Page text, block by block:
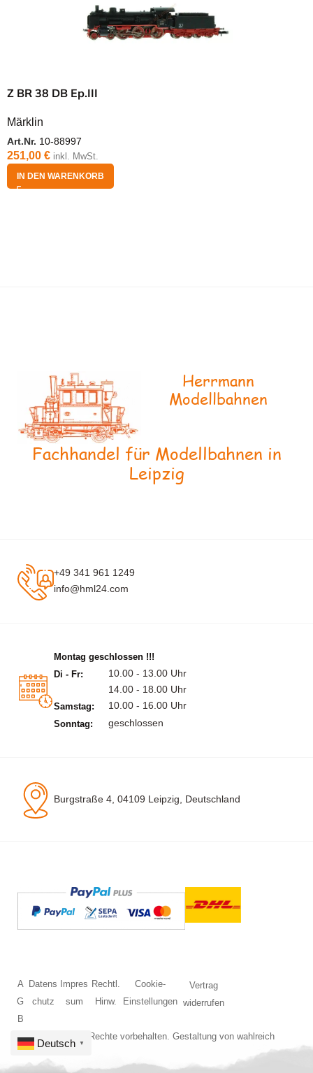
Z BR 38 DB Ep.III
Märklin
Art.Nr. 10-88997
251,00 € inkl. MwSt.
IN DEN WARENKORB
Herrmann
Modellbahnen
Fachhandel für Modellbahnen in
Leipzig
+49 341 961 1249
info@hml24.com
Montag geschlossen !!!
Di - Fr:
10.00 - 13.00 Uhr
14.00 - 18.00 Uhr
Samstag: 10.00 - 16.00 Uhr
Sonntag: geschlossen
Burgstraße 4, 04109 Leipzig, Deutschland
© 2026 Alle Rechte vorbehalten. Gestaltung von wahlreich
A
G
B
Datens
chutz
Impres
sum
Rechtl.
Hinw.
Cookie-
Einstellungen
Vertrag
widerrufen
Deutsch ▼